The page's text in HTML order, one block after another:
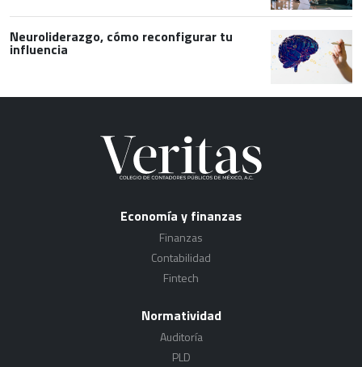
Neuroliderazgo, cómo reconfigurar tu
influencia
Economía y finanzas
Finanzas
Contabilidad
Fintech
Normatividad
Auditoría
PLD